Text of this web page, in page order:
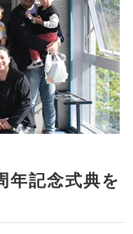
年記念式典を